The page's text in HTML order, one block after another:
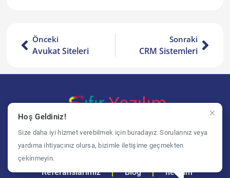
Önceki
Avukat Siteleri
Sonraki
CRM Sistemleri
Anasayfa Hizmetlerimiz
Referanslarımız Blog İletişim
Hoş Geldiniz!
Size daha iyi hizmet verebilmek için buradayız. Sorularınız veya
yardıma ihtiyacınız olursa, bizimle iletişime geçmekten
çekinmeyin.